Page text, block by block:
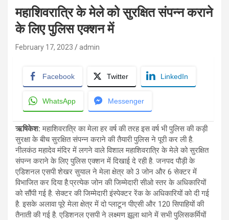
महाशिवरात्रि के मेले को सुरक्षित संपन्न कराने
के लिए पुलिस एक्शन में
February 17, 2023 admin
Facebook Twitter LinkedIn
WhatsApp Messenger
ऋषिकेश:महाशिवरात्रि का मेला हर वर्ष की तरह इस वर्ष भी पुलिस की कड़ी
सुरक्षा के बीच सुरक्षित संपन्न कराने की तैयारी पुलिस ने पूरी कर ली है.
नीलकंठ महादेव मंदिर में लगने वाले विशाल महाशिवरात्रि के मेले को सुरक्षित
संपन्न कराने के लिए पुलिस एक्शन में दिखाई दे रही है. जनपद पौड़ी के
एडिशनल एसपी शेखर सुयाल ने मेला क्षेत्र को 3 जोन और 6 सेक्टर में
विभाजित कर दिया है.प्रत्येक जोन की जिम्मेदारी सीओ स्तर के अधिकारियों
को सौंपी गई है. सेक्टर की जिम्मेदारी इंस्पेक्टर रेंक के अधिकारियों को दी गई
है. इसके अलावा पूरे मेला क्षेत्र में दो प्लाटून पीएसी और 120 सिपाहियों की
तैनाती की गई है. एडिशनल एसपी ने लक्ष्मण झूला थाने में सभी पुलिसकर्मियों